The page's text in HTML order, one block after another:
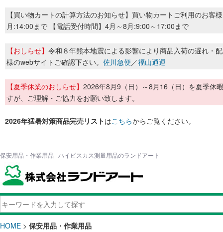
【買い物カートの計算方法のお知らせ】買い物カートご利用のお客
月:14:00まで 【電話受付時間】4月～8月:9:00～17:00まで
【おしらせ】 令和８年熊本地震による影響により商品入荷の遅れ・
様のwebサイトご確認下さい。 佐川急便／福山通運
【夏季休業のおしらせ】 2026年8月9（日）～8月16（日）を夏季休
すが、ご理解・ご協力をお願い致します。
2026年猛暑対策商品完売リストはこちらからご覧ください。
保安用品・作業用品 | ハイビスカス測量用品のランドアート
HOME > 保安用品・作業用品